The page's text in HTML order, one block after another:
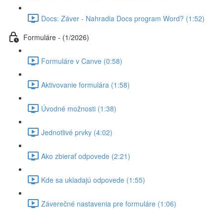
Docs: Záver - Nahradia Docs program Word? (1:52)
Formuláre - (1/2026)
Formuláre v Canve (0:58)
Aktivovanie formulára (1:58)
Úvodné možnosti (1:38)
Jednotlivé prvky (4:02)
Ako zbierať odpovede (2:21)
Kde sa ukladajú odpovede (1:55)
Záverečné nastavenia pre formuláre (1:06)